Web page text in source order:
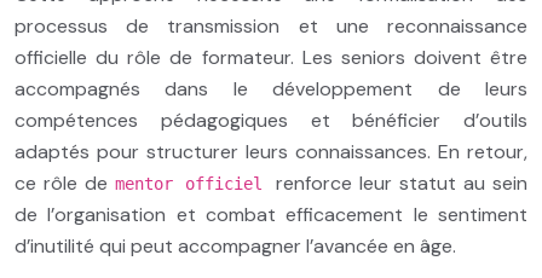
processus de transmission et une reconnaissance
officielle du rôle de formateur. Les seniors doivent être
accompagnés dans le développement de leurs
compétences pédagogiques et bénéficier d’outils
adaptés pour structurer leurs connaissances. En retour,
ce rôle dementor officiel renforce leur statut au sein
de l’organisation et combat efficacement le sentiment
d’inutilité qui peut accompagner l’avancée en âge.